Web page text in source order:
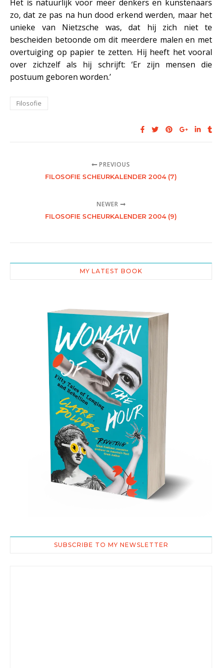
Het is natuurlijk voor meer denkers en kunstenaars
zo, dat ze pas na hun dood erkend werden, maar het
unieke van Nietzsche was, dat hij zich niet te
bescheiden betoonde om dit meerdere malen en met
overtuiging op papier te zetten. Hij heeft het vooral
over zichzelf als hij schrijft: ‘Er zijn mensen die
postuum geboren worden.’
Filosofie
PREVIOUS
FILOSOFIE SCHEURKALENDER 2004 (7)
NEWER
FILOSOFIE SCHEURKALENDER 2004 (9)
MY LATEST BOOK
SUBSCRIBE TO MY NEWSLETTER